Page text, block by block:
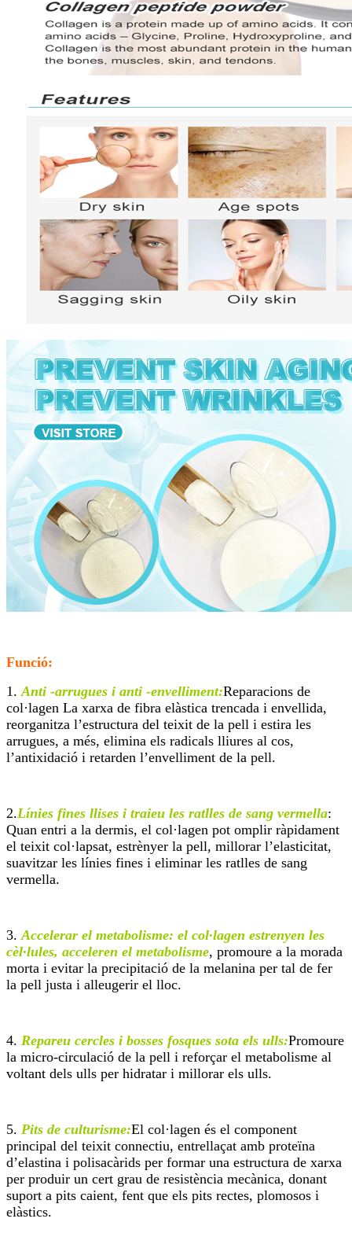
Funció:
1.Anti -arrugues i anti -envelliment:Reparacions de
col·lagen La xarxa de fibra elàstica trencada i envellida,
reorganitza l’estructura del teixit de la pell i estira les
arrugues, a més, elimina els radicals lliures al cos,
l’antixidació i retarden l’envelliment de la pell.
2.Línies fines llises i traieu les ratlles de sang vermella:
Quan entri a la dermis, el col·lagen pot omplir ràpidament
el teixit col·lapsat, estrènyer la pell, millorar l’elasticitat,
suavitzar les línies fines i eliminar les ratlles de sang
vermella.
3.Accelerar el metabolisme: el col·lagen estrenyen les
cèl·lules, acceleren el metabolisme, promoure a la morada
morta i evitar la precipitació de la melanina per tal de fer
la pell justa i alleugerir el lloc.
4. Repareu cercles i bosses fosques sota els ulls:Promoure
la micro-circulació de la pell i reforçar el metabolisme al
voltant dels ulls per hidratar i millorar els ulls.
5. Pits de culturisme:El col·lagen és el component
principal del teixit connectiu, entrellaçat amb proteïna
d’elastina i polisacàrids per formar una estructura de xarxa
per produir un cert grau de resistència mecànica, donant
suport a pits caient, fent que els pits rectes, plomosos i
elàstics.